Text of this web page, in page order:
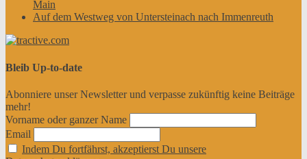
Main
Auf dem Westweg von Untersteinach nach Immenreuth
Bleib Up-to-date
Abonniere unser Newsletter und verpasse zukünftig keine Beiträge
mehr!
Vorname oder ganzer Name
Email
Indem Du fortfährst, akzeptierst Du unsere